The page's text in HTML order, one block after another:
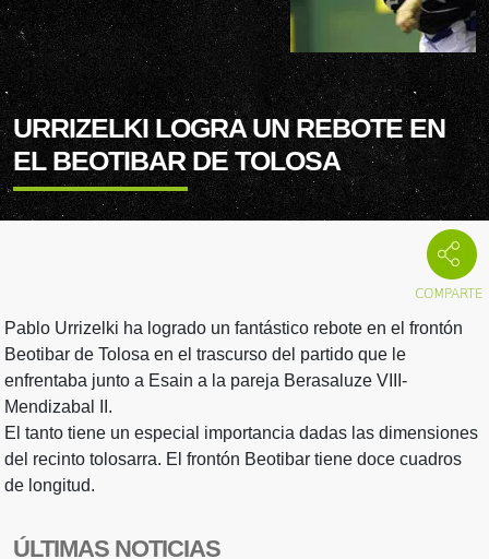
URRIZELKI LOGRA UN REBOTE EN
EL BEOTIBAR DE TOLOSA
Pablo Urrizelki ha logrado un fantástico rebote en el frontón
Beotibar de Tolosa en el trascurso del partido que le
enfrentaba junto a Esain a la pareja Berasaluze VIII-
Mendizabal II.
El tanto tiene un especial importancia dadas las dimensiones
del recinto tolosarra. El frontón Beotibar tiene doce cuadros
de longitud.
ÚLTIMAS NOTICIAS